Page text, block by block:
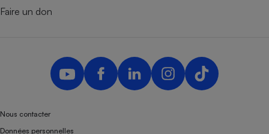
Faire un don
Nous contacter
Données personnelles